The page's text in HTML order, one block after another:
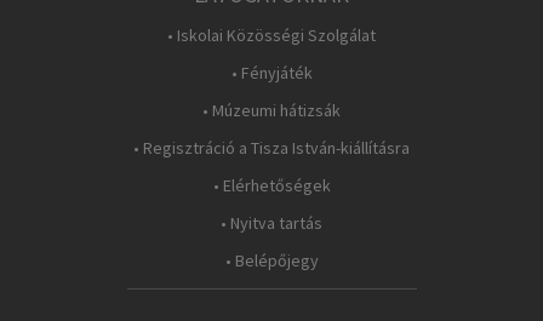
• Iskolai Közösségi Szolgálat
• Fényjáték
• Múzeumi hátizsák
• Regisztráció a Tisza István-kiállításra
• Elérhetőségek
• Nyitva tartás
• Belépőjegy